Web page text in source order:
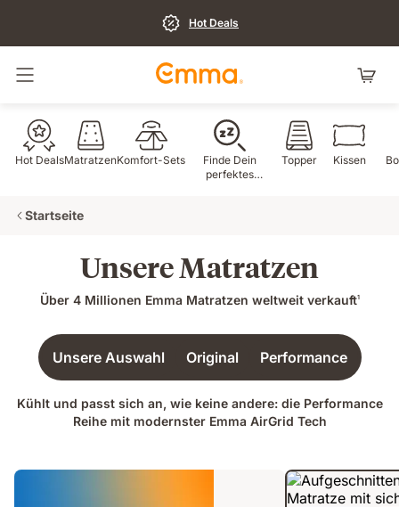
Hot Deals
Navigation umschalten
Hot DealsMatratzenKomfort-Sets
Finde Dein
perfektes
Topper Kissen
Startseite
Unsere Matratzen
Über 4 Millionen Emma Matratzen weltweit verkauft1
Unsere Auswahl Original Performance
Kühlt und passt sich an, wie keine andere: die Performance
Reihe mit modernster Emma AirGrid Tech